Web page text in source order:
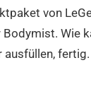
von
Wie